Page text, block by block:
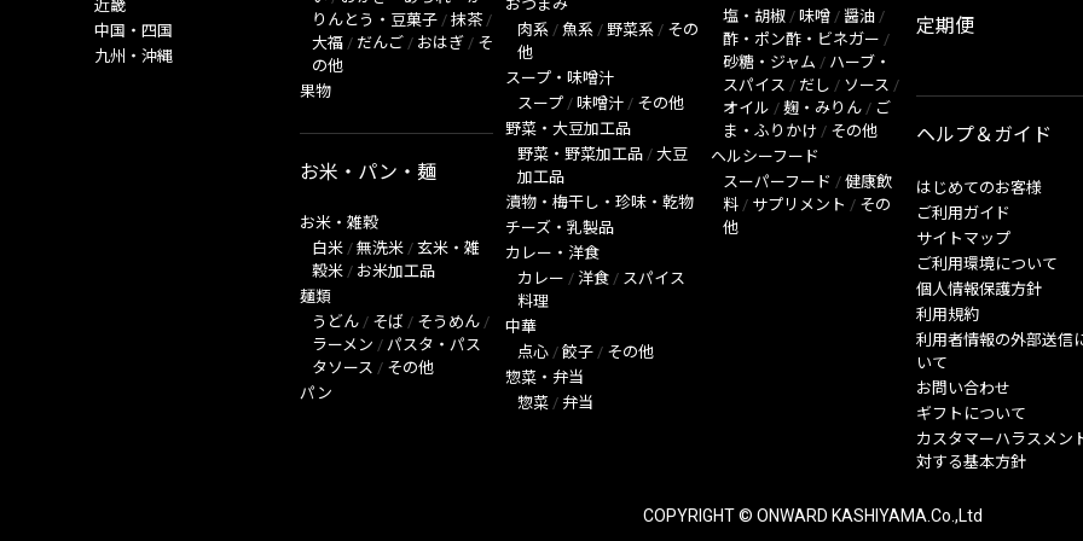
近畿
中国・四国
九州・沖縄
りんとう・豆菓子 / 抹茶 /
大福 / だんご / おはぎ / そ
の他
果物
お米・パン・麺
お米・雑穀
白米 / 無洗米 / 玄米・雑
穀米 / お米加工品
麺類
うどん / そば / そうめん /
ラーメン / パスタ・パス
タソース / その他
パン
おつまみ
肉系 / 魚系 / 野菜系 / その
他
スープ・味噌汁
スープ / 味噌汁 / その他
野菜・大豆加工品
野菜・野菜加工品 / 大豆
加工品
漬物・梅干し・珍味・乾物
チーズ・乳製品
カレー・洋食
カレー / 洋食 / スパイス
料理
中華
点心 / 餃子 / その他
惣菜・弁当
惣菜 / 弁当
塩・胡椒 / 味噌 / 醤油 /
酢・ポン酢・ビネガー /
砂糖・ジャム / ハーブ・
スパイス / だし / ソース /
オイル / 麹・みりん / ご
ま・ふりかけ / その他
ヘルシーフード
スーパーフード / 健康飲
料 / サプリメント / その
他
定期便
ヘルプ＆ガイド
はじめてのお客様
ご利用ガイド
サイトマップ
ご利用環境について
個人情報保護方針
利用規約
利用者情報の外部送信
いて
お問い合わせ
ギフトについて
カスタマーハラスメン
対する基本方針
COPYRIGHT © ONWARD KASHIYAMA.Co.,Ltd